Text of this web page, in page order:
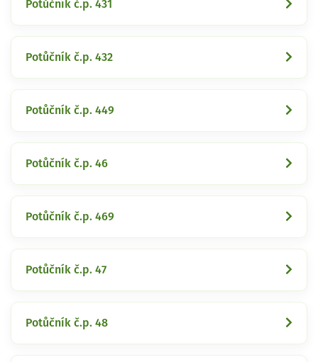
Potůčník č.p. 431
Potůčník č.p. 432
Potůčník č.p. 449
Potůčník č.p. 46
Potůčník č.p. 469
Potůčník č.p. 47
Potůčník č.p. 48